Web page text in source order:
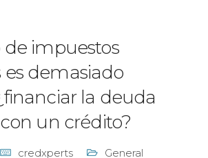
de impuestos
es demasiado
la deuda
un crédito?
credxperts General